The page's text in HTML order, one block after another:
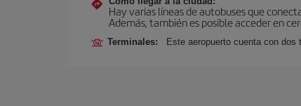
Hay varias líneas de autobuses que
Además, también es posible acceder en
Terminales: Este aeropuerto cuenta con